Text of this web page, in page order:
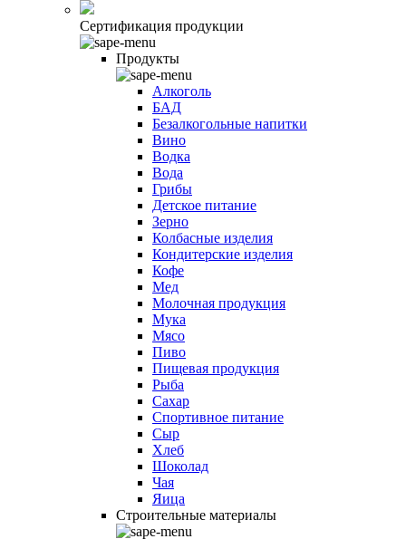
Сертификация продукции
Продукты
Алкоголь
БАД
Безалкогольные напитки
Вино
Водка
Вода
Грибы
Детское питание
Зерно
Колбасные изделия
Кондитерские изделия
Кофе
Мед
Молочная продукция
Мука
Мясо
Пиво
Пищевая продукция
Рыба
Сахар
Спортивное питание
Сыр
Хлеб
Шоколад
Чая
Яица
Строительные материалы